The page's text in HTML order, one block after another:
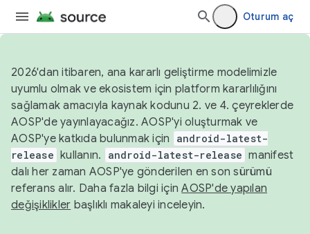
Oturum aç
2026'dan itibaren, ana kararlı geliştirme modelimizle
uyumlu olmak ve ekosistem için platform kararlılığını
sağlamak amacıyla kaynak kodunu 2. ve 4. çeyreklerde
AOSP'de yayınlayacağız. AOSP'yi oluşturmak ve
AOSP'ye katkıda bulunmak için
android-latest-
release kullanın. android-latest-release manifest
dalı her zaman AOSP'ye gönderilen en son sürümü
referans alır. Daha fazla bilgi içinAOSP'de yapılan
değişiklikler başlıklı makaleyi inceleyin.